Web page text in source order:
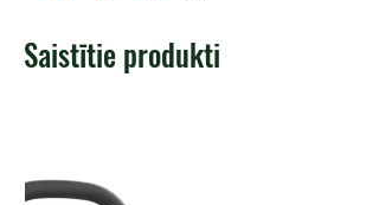
Saistītie produkti